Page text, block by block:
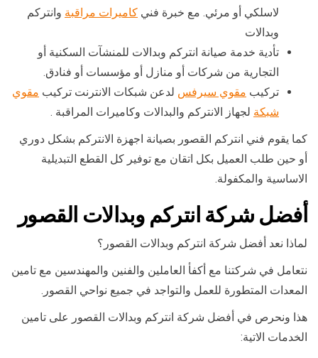
لاسلكي أو مرئي. مع خبرة فني كاميرات مراقبة وانتركم
وبدالات
تأدية خدمة صيانة انتركم وبدالات للمنشآت السكنية أو
التجارية من شركات أو منازل أو مؤسسات أو فنادق.
تركيب مقوي سيرفس لدعن شبكات الانترنت تركيب مقوي
شبكة لجهاز الانتركم والبدالات وكاميرات المراقبة .
كما يقوم فني انتركم القصور بصيانة اجهزة الانتركم بشكل دوري
أو حين طلب العميل بكل اتقان مع توفير كل القطع التبديلية
الاساسية والمكفولة.
أفضل شركة انتركم وبدالات القصور
لماذا نعد أفضل شركة انتركم وبدالات القصور؟
نتعامل في شركتنا مع أكفأ العاملين والفنين والمهندسين مع تامين
المعدات المتطورة للعمل والتواجد في جميع نواحي القصور.
هذا ونحرص في أفضل شركة انتركم وبدالات القصور على تامين
الخدمات الاتية: